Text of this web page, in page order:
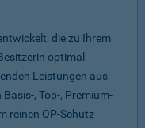
die zu Ihrem
optimal
Leistungen aus
, Top-, Premium-
reinen OP-Schutz